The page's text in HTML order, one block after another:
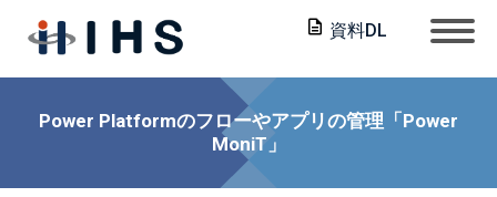
資料DL
Power Platformのフローやアプリの管理「Power
MoniT」